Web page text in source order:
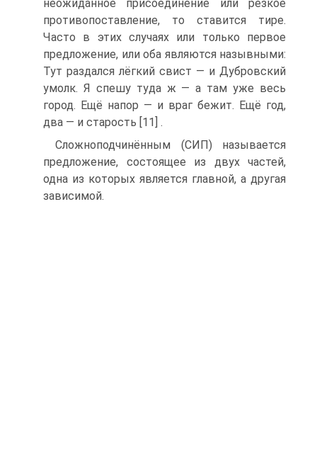
неожиданное присоединение или резкое
противопоставление, то ставится тире.
Часто в этих случаях или только первое
предложение, или оба являются назывными:
Тут раздался лёгкий свист — и Дубровский
умолк. Я спешу туда ж — а там уже весь
город. Ещё напор — и враг бежит. Ещё год,
два — и старость [11] .
Сложноподчинённым (СИП) называется
предложение, состоящее из двух частей,
одна из которых является главной, а другая
зависимой.